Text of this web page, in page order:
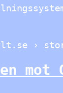
›
mot